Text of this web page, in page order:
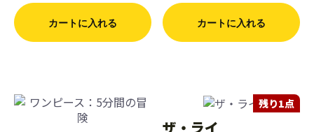
カートに入れる カートに入れる
残り1点
ザ・ライ